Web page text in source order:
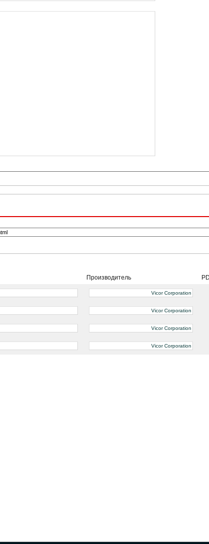
Производитель
Vicor Corporation
Vicor Corporation
Vicor Corporation
Vicor Corporation